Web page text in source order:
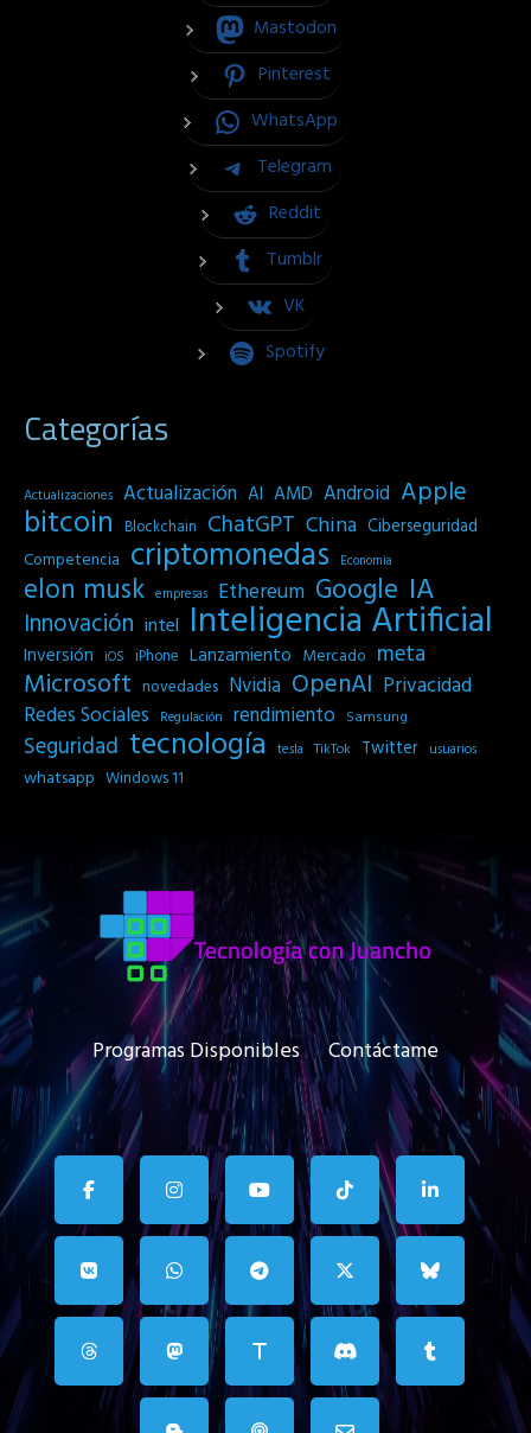
Mastodon
Pinterest
WhatsApp
Telegram
Reddit
Tumblr
VK
Spotify
Categorías
Actualizaciones Actualización AI AMD Android Apple
bitcoin Blockchain ChatGPT China Ciberseguridad
Competencia criptomonedas Economia
elon musk empresas Ethereum Google IA
Innovación intel Inteligencia Artificial
Inversión iOS iPhone Lanzamiento Mercado meta
Microsoft novedades Nvidia OpenAI Privacidad
Redes Sociales
Regulación rendimiento Samsung
Seguridad tecnología tesla TikTok Twitter usuarios
whatsapp Windows 11
Programas Disponibles Contáctame